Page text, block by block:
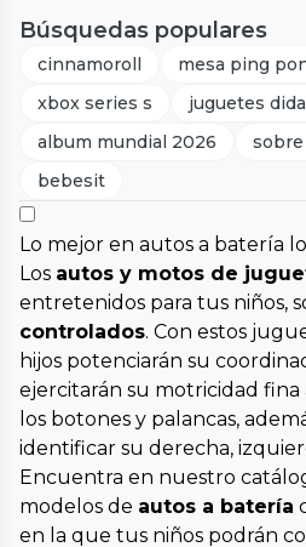
Búsquedas populares
cinnamoroll mesa ping
xbox series s
juguetes
album mundial 2026
bebesit
Lo mejor en autos a batería
Los autos y motos de
entretenidos para tus niños,
controlados. Con estos
hijos potenciarán su
ejercitarán su motricidad
los botones y palancas,
identificar su derecha,
Encuentra en nuestro
modelos de autos a batería
en la que tus niños podrán